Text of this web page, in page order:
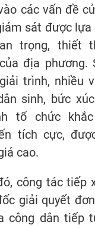
các vấn đề
sát được lựa
trọng, thiết
địa phương.
trình, nhiều
sinh, bức
tổ chức
tích cực,
cao.
công tác tiếp
giải quyết
công dân tiếp